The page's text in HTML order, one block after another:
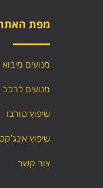
מפת
מנועים מיבוא
מנועים לרכב
שיפוץ טורבו
שיפוץ
צור קשר